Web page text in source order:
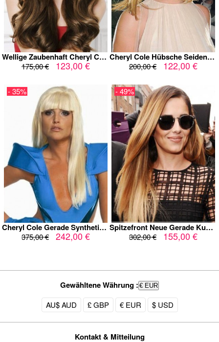
Wellige Zaubenhaft Cheryl Cole Lange Perücke
175,00 € 123,00 €
Cheryl Cole Hübsche Seidenweiche Gerade Perücke
200,00 € 122,00 €
Cheryl Cole Gerade Synthetische Zaubenhaft Perücke
375,00 € 242,00 €
- 35%
Spitzefront Neue Gerade Kunsthaar Perücke
302,00 € 155,00 €
- 49%
Gewähltene Währung : € EUR
AU$ AUD £ GBP € EUR $ USD
Kontakt & Mitteilung